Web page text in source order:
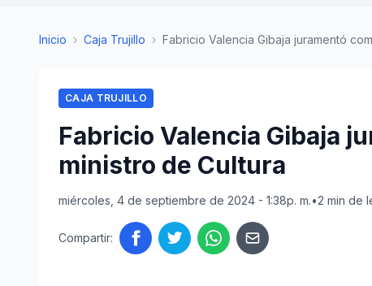
Inicio › Caja Trujillo › Fabricio Valencia Gibaja juramentó
CAJA TRUJILLO
Fabricio Valencia Gibaja
ministro de Cultura
miércoles, 4 de septiembre de 2024 - 1:38p. m.•2 min de
Compartir: